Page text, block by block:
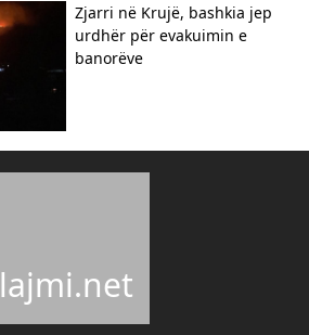
Zjarri në Krujë, bashkia jep
urdhër për evakuimin e
banorëve
lajmi.net